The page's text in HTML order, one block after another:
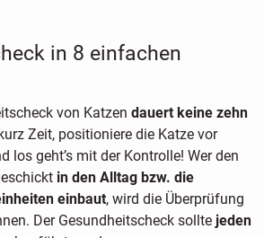
in 8 einfachen
von Katzen dauert keine zehn
Zeit, positioniere die Katze vor
los geht’s mit der Kontrolle! Wer den
in den Alltag bzw. die
einbaut, wird die Überprüfung
Der Gesundheitscheck sollte jeden